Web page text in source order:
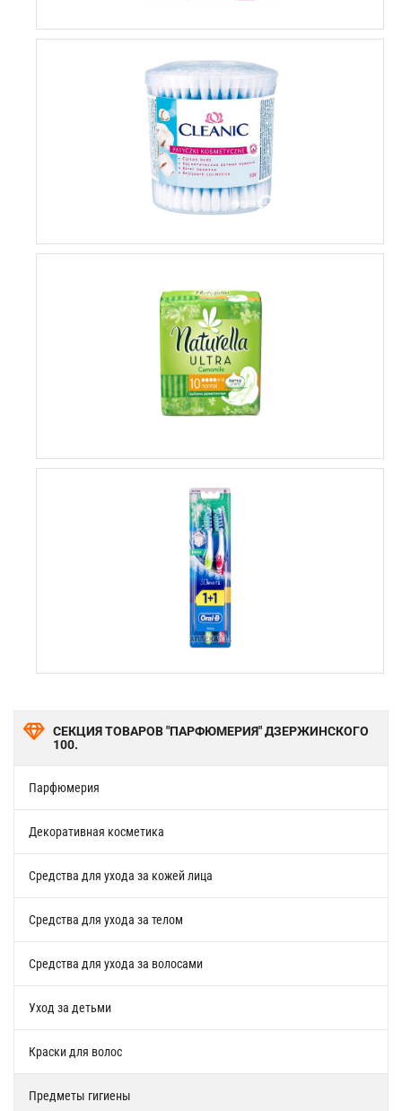
СЕКЦИЯ ТОВАРОВ "ПАРФЮМЕРИЯ" ДЗЕРЖИНСКОГО
100.
Парфюмерия
Декоративная косметика
Средства для ухода за кожей лица
Средства для ухода за телом
Средства для ухода за волосами
Уход за детьми
Краски для волос
Предметы гигиены